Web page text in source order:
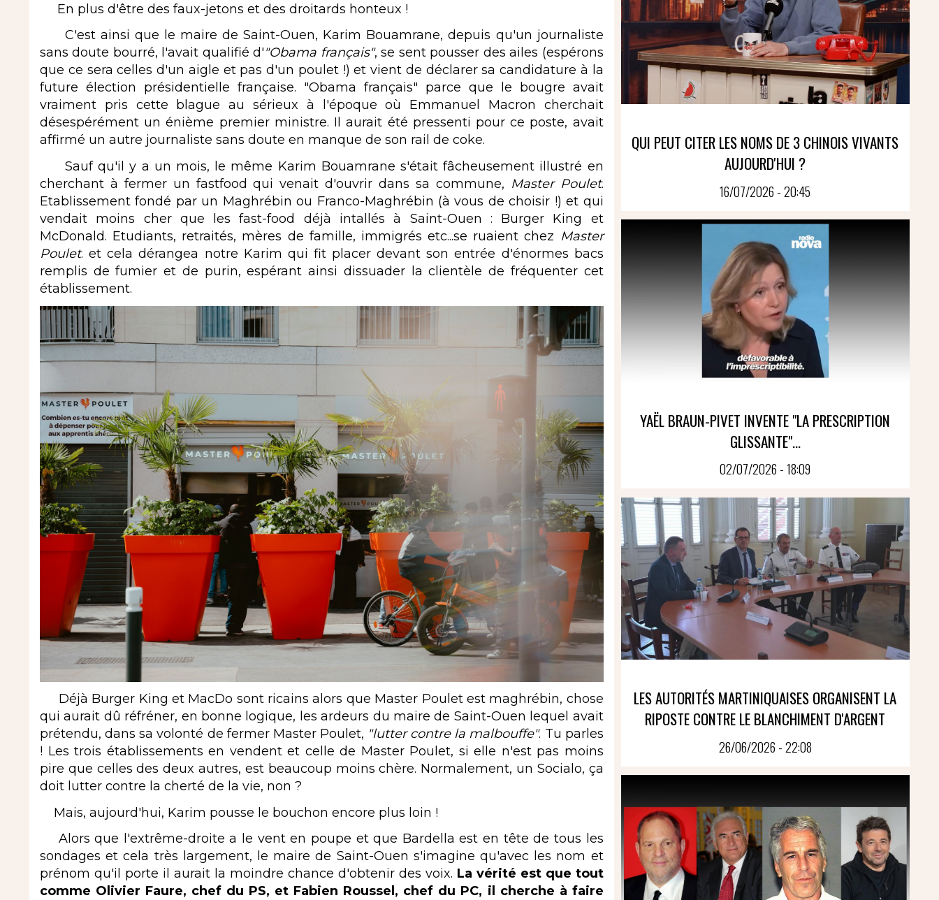
En plus d'être des faux-jetons et des droitards honteux !
C'est ainsi que le maire de Saint-Ouen, Karim Bouamrane, depuis qu'un journaliste
sans doute bourré, l'avait qualifié d'"Obama français", se sent pousser des ailes (espérons
que ce sera celles d'un aigle et pas d'un poulet !) et vient de déclarer sa candidature à la
future élection présidentielle française. "Obama français" parce que le bougre avait
vraiment pris cette blague au sérieux à l'époque où Emmanuel Macron cherchait
désespérément un énième premier ministre. Il aurait été pressenti pour ce poste, avait
affirmé un autre journaliste sans doute en manque de son rail de coke.
Sauf qu'il y a un mois, le même Karim Bouamrane s'était fâcheusement illustré en
cherchant à fermer un fastfood qui venait d'ouvrir dans sa commune, Master Poulet.
Etablissement fondé par un Maghrébin ou Franco-Maghrébin (à vous de choisir !) et qui
vendait moins cher que les fast-food déjà intallés à Saint-Ouen : Burger King et
McDonald. Etudiants, retraités, mères de famille, immigrés etc...se ruaient chez Master
Poulet. et cela dérangea notre Karim qui fit placer devant son entrée d'énormes bacs
remplis de fumier et de purin, espérant ainsi dissuader la clientèle de fréquenter cet
établissement.
Déjà Burger King et MacDo sont ricains alors que Master Poulet est maghrébin, chose
qui aurait dû réfréner, en bonne logique, les ardeurs du maire de Saint-Ouen lequel avait
prétendu, dans sa volonté de fermer Master Poulet, "lutter contre la malbouffe". Tu parles
! Les trois établissements en vendent et celle de Master Poulet, si elle n'est pas moins
pire que celles des deux autres, est beaucoup moins chère. Normalement, un Socialo, ça
doit lutter contre la cherté de la vie, non ?
Mais, aujourd'hui, Karim pousse le bouchon encore plus loin !
Alors que l'extrême-droite a le vent en poupe et que Bardella est en tête de tous les
sondages et cela très largement, le maire de Saint-Ouen s'imagine qu'avec les nom et
prénom qu'il porte il aurait la moindre chance d'obtenir des voix. La vérité est que tout
comme Olivier Faure, chef du PS, et Fabien Roussel, chef du PC, il cherche à faire
QUI PEUT CITER LES NOMS DE 3 CHINOIS VIVANTS
AUJOURD'HUI ?
16/07/2026 - 20:45
YAËL BRAUN-PIVET INVENTE "LA PRESCRIPTION
GLISSANTE"...
02/07/2026 - 18:09
LES AUTORITÉS MARTINIQUAISES ORGANISENT LA
RIPOSTE CONTRE LE BLANCHIMENT D'ARGENT
26/06/2026 - 22:08